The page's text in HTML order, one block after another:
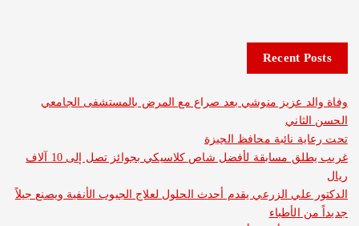
Recent
عزيز منوشي بعد صراع مع المرض بالمستشفى الجامعي
نائبة محافظ الجيزة
غريب يطلق مسابقة لأفضل شاص كلاسيكي بجوائز تصل إلى 10 آلاف
الزرعي يقدم أحدث الحلول لعلاج الجيوب الأنفية ويصنع جيلاً